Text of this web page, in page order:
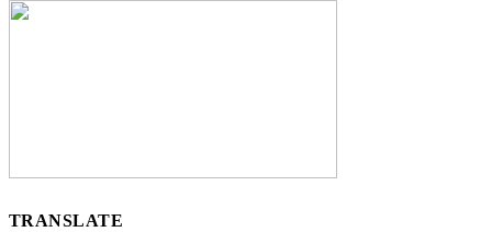
TRANSLATE